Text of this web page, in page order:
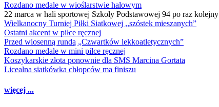
Rozdano medale w wioślarstwie halowym
22 marca w hali sportowej Szkoły Podstawowej 94 po raz kolejny
Wielkanocny Turniej Piłki Siatkowej ,,szóstek mieszanych”
Ostatni akcent w piłce ręcznej
Przed wiosenną rundą „Czwartków lekkoatletycznych”
Rozdano medale w mini piłce ręcznej
Koszykarskie złota ponownie dla SMS Marcina Gortata
Licealna siatkówka chłopców ma finiszu
więcej ...